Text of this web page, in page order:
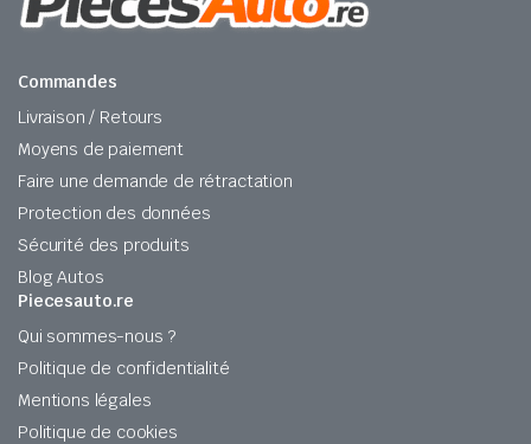
Commandes
Livraison / Retours
Moyens de paiement
Faire une demande de rétractation
Protection des données
Sécurité des produits
Blog Autos
Piecesauto.re
Qui sommes-nous ?
Politique de confidentialité
Mentions légales
Politique de cookies